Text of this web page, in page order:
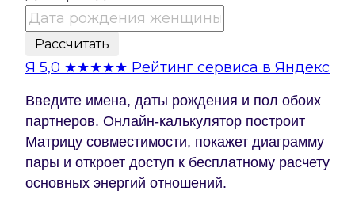
Рассчитать
Я 5,0 ★★★★★ Рейтинг сервиса в Яндекс
Введите имена, даты рождения и пол обоих
партнеров. Онлайн-калькулятор построит
Матрицу совместимости, покажет диаграмму
пары и откроет доступ к бесплатному расчету
основных энергий отношений.